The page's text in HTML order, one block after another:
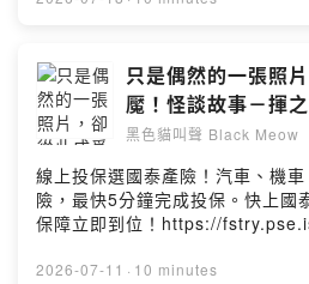
也有我的專頁，也歡迎大家留言
https://www.facebook.com/
的故事和體驗也歡迎與我分享
Hosting
是飛馬最大的創作動力～本週，
商品時，所遇上的怪事！加入會員
https://
這一集的想法：
https://open.firstory.me/user/
b04vn/comments感謝收聽本頻道
感謝大家的追蹤；YouTube搜尋“
https://reurl.cc/5jWOM誠摯歡迎
道在Mixer Box有有上架囉；敬請
只是偶然的一張照
魘！怪談故事－揮
黑色貓叫聲 Black Meow
線上投保選國泰產險！汽車、機
險，最快5分鐘完成投保。快上國
保障立即到位！https://
在youtube上露臉說故事囉！歡迎
2026-07-11 · 10 minutes